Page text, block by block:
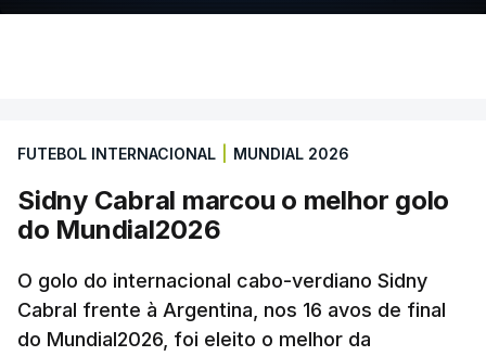
FUTEBOL INTERNACIONAL MUNDIAL 2026
Sidny Cabral marcou o melhor golo
do Mundial2026
O golo do internacional cabo-verdiano Sidny
Cabral frente à Argentina, nos 16 avos de final
do Mundial2026, foi eleito o melhor da